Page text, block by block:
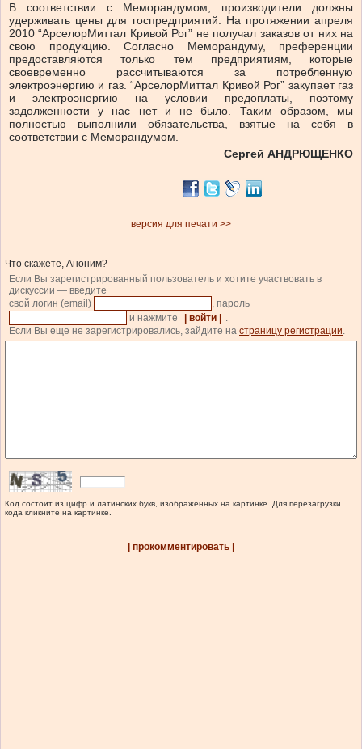
В соответствии с Меморандумом, производители должны
удерживать цены для госпредприятий. На протяжении апреля
2010 “АрселорМиттал Кривой Рог” не получал заказов от них на
свою продукцию. Согласно Меморандуму, преференции
предоставляются только тем предприятиям, которые
своевременно рассчитываются за потребленную
электроэнергию и газ. “АрселорМиттал Кривой Рог” закупает газ
и электроэнергию на условии предоплаты, поэтому
задолженности у нас нет и не было. Таким образом, мы
полностью выполнили обязательства, взятые на себя в
соответствии с Меморандумом.
Сергей АНДРЮЩЕНКО
версия для печати >>
Что скажете, Аноним?
Если Вы зарегистрированный пользователь и хотите участвовать в
дискуссии — введите
свой логин (email)
, пароль
и нажмите
| войти |
.
Если Вы еще не зарегистрировались, зайдите на страницу регистрации.
Код состоит из цифр и латинских букв, изображенных на картинке. Для перезагрузки
кода кликните на картинке.
| прокомментировать |